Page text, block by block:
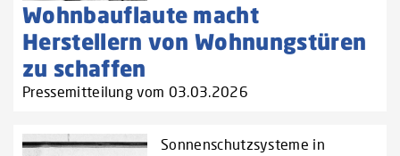
Wohnbauflaute macht
Herstellern von Wohnungstüren
zu schaffen‌
Pressemitteilung vom 03.03.2026
Sonnenschutzsysteme in